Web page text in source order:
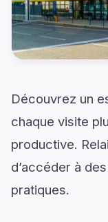
Découvrez un
chaque visite
productive.
d’accéder à
pratiques.